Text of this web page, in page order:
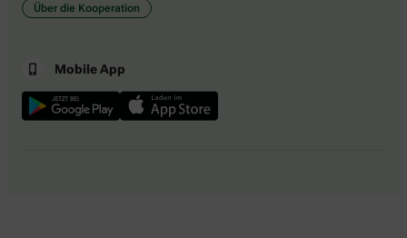
Über die Kooperation
Mobile App